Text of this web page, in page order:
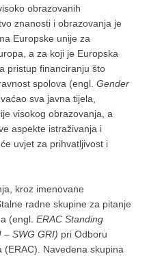
obrazovanih
znanosti i obrazovanja je
Europske unije za
a za koji je Europska
pristup financiranju što
spolova (engl.Gender
sva javna tijela,
visokog obrazovanja, a
aspekte istraživanja i
uvjet za prihvatljivost i
kroz imenovane
radne skupine za pitanje
(engl.ERAC Standing
– SWG GRI) pri Odboru
(ERAC). Navedena skupina